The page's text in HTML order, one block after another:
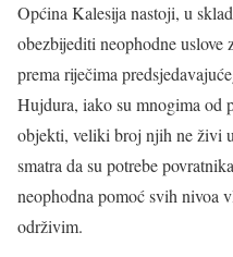
Općina Kalesija nastoji, u
obezbijediti neophodne
prema riječima
Hujdura, iako su mnogima od
objekti, veliki broj njih ne živi
smatra da su potrebe
neophodna pomoć svih nivoa
održivim.